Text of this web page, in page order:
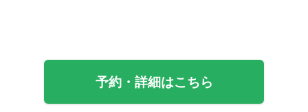
予約・詳細はこちら